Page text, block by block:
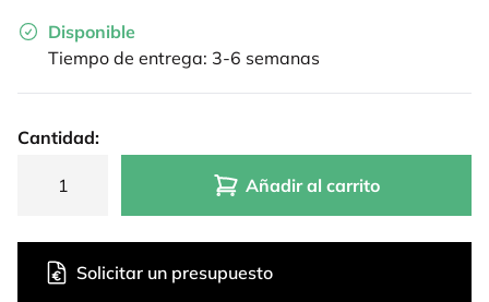
Disponible
Tiempo de entrega: 3-6 semanas
Cantidad:
Añadir al carrito
Solicitar un presupuesto